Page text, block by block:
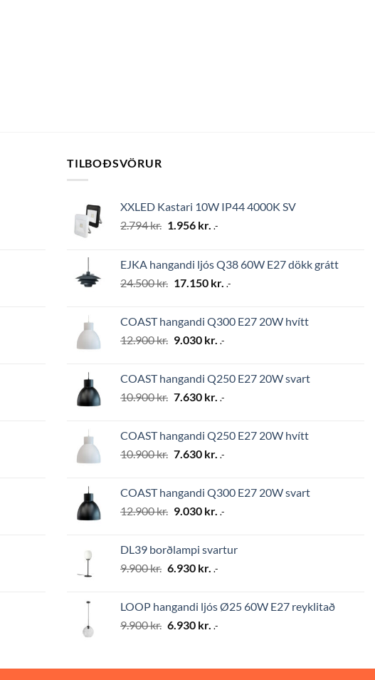
TILBOÐSVÖRUR
XXLED Kastari 10W IP44 4000K SV
2.794kr. Original
2.794 kr..
1.956 kr. Current
1.956 kr..
.-
EJKA hangandi ljós Q38 60W E27 dökk grátt
24.500kr. Original
24.500 kr..
17.150 kr. Current
17.150 kr..
.-
COAST hangandi Q300 E27 20W hvítt
12.900kr. Original
12.900 kr..
9.030 kr. Current
9.030 kr..
.-
COAST hangandi Q250 E27 20W svart
10.900kr. Original
10.900 kr..
7.630 kr. Current
7.630 kr..
.-
COAST hangandi Q250 E27 20W hvítt
10.900kr. Original
10.900 kr..
7.630 kr. Current
7.630 kr..
.-
COAST hangandi Q300 E27 20W svart
12.900kr. Original
12.900 kr..
9.030 kr. Current
9.030 kr..
.-
DL39 borðlampi svartur
9.900kr. Original
9.900 kr..
6.930 kr. Current
6.930 kr..
.-
LOOP hangandi ljós Ø25 60W E27 reyklitað
9.900kr. Original
9.900 kr..
6.930 kr. Current
6.930 kr..
.-